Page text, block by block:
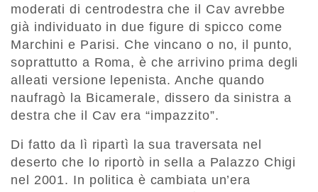
moderati di centrodestra che il Cav avrebbe
già individuato in due figure di spicco come
Marchini e Parisi. Che vincano o no, il punto,
soprattutto a Roma, è che arrivino prima degli
alleati versione lepenista. Anche quando
naufragò la Bicamerale, dissero da sinistra a
destra che il Cav era “impazzito”.
Di fatto da lì ripartì la sua traversata nel
deserto che lo riportò in sella a Palazzo Chigi
nel 2001. In politica è cambiata un’era